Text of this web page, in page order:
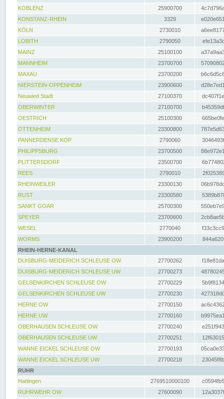
KOBLENZ
25900700
KONSTANZ-RHEIN
3329
KÖLN
2730010
LOBITH
2790050
MAINZ
25100100
MANNHEIM
23700700
MAXAU
23700200
NIERSTEIN-OPPENHEIM
23900600
Neuwied Stadt
27100370
OBERWINTER
27100700
OESTRICH
25100300
OTTENHEIM
23300800
PANNERDENSE KOP
2790060
PHILIPPSBURG
23700500
PLITTERSDORF
23500700
REES
2790010
RHEINWEILER
23300130
RUST
23300580
SANKT GOAR
25700300
SPEYER
23700600
WESEL
2770040
WORMS
23900200
RHEIN-HERNE-KANAL
DUISBURG-MEIDERICH SCHLEUSE OW
27700262
DUISBURG-MEIDERICH SCHLEUSE UW
27700273
GELSENKIRCHEN SCHLEUSE OW
27700229
GELSENKIRCHEN SCHLEUSE UW
27700230
HERNE OW
27700150
HERNE UW
27700160
OBERHAUSEN SCHLEUSE OW
27700240
OBERHAUSEN SCHLEUSE UW
27700251
WANNE EICKEL SCHLEUSE OW
27700193
WANNE EICKEL SCHLEUSE UW
27700218
RUHR
Hattingen
2769510000100
RUHRWEHR OW
27600090